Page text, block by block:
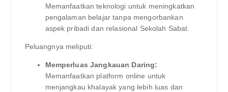
Memanfaatkan teknologi untuk meningkatkan
pengalaman belajar tanpa mengorbankan
aspek pribadi dan relasional Sekolah Sabat.
Peluangnya meliputi:
Memperluas Jangkauan Daring:
Memanfaatkan platform online untuk
menjangkau khalayak yang lebih luas dan